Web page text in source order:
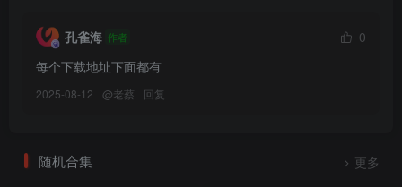
孔雀海 作者
0
每个下载地址下面都有
2025-08-12 @老蔡 回复
随机合集 更多